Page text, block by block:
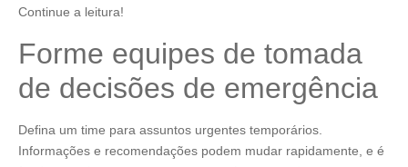
Continue a leitura!
Forme equipes de tomada
de decisões de emergência
Defina um time para assuntos urgentes temporários.
Informações e recomendações podem mudar rapidamente, e é